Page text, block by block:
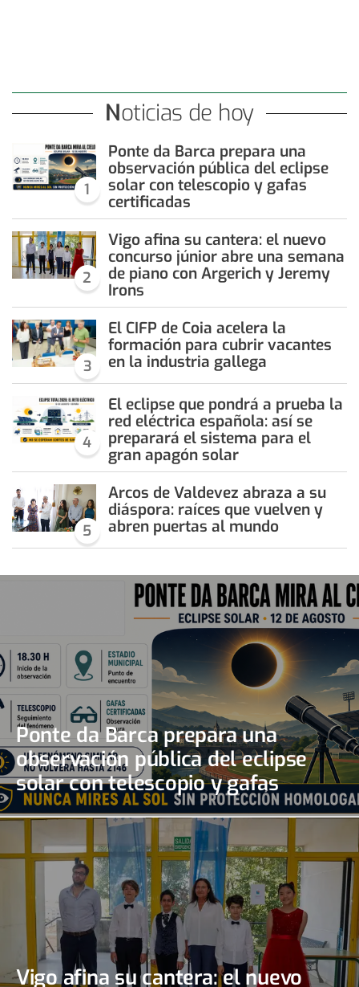
Noticias de hoy
1
Ponte da Barca prepara una
observación pública del eclipse
solar con telescopio y gafas
certificadas
2
Vigo afina su cantera: el nuevo
concurso júnior abre una semana
de piano con Argerich y Jeremy
Irons
3
El CIFP de Coia acelera la
formación para cubrir vacantes
en la industria gallega
4
El eclipse que pondrá a prueba la
red eléctrica española: así se
preparará el sistema para el
gran apagón solar
5
Arcos de Valdevez abraza a su
diáspora: raíces que vuelven y
abren puertas al mundo
Ponte da Barca prepara una
observación pública del eclipse
solar con telescopio y gafas
certificadas
Vigo afina su cantera: el nuevo